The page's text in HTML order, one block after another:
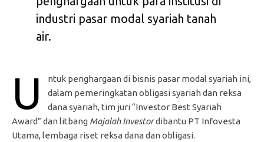
industri pasar modal syariah tanah
air.
U
ntuk penghargaan di bisnis pasar modal syariah ini,
dalam pemeringkatan obligasi syariah dan reksa
dana syariah, tim juri “Investor Best Syariah
Award” dan litbang Majalah Investordibantu PT Infovesta
Utama, lembaga riset reksa dana dan obligasi.